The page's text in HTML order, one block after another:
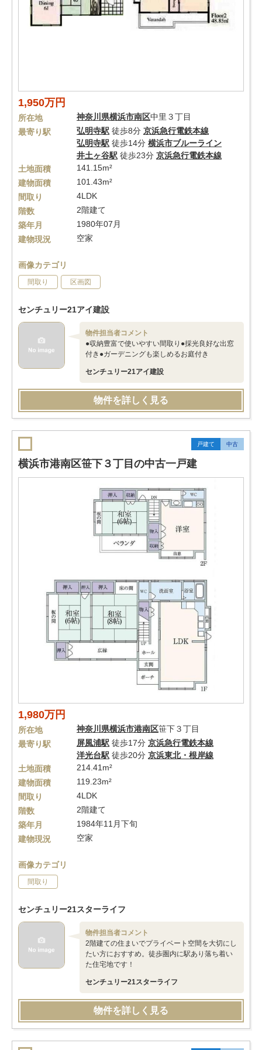
1,950万円
所在地 神奈川県横浜市南区中里３丁目
最寄り駅
弘明寺駅 徒歩8分 京浜急行電鉄本線
弘明寺駅 徒歩14分 横浜市ブルーライン
井土ヶ谷駅 徒歩23分 京浜急行電鉄本線
土地面積
141.15m²
建物面積
101.43m²
間取り
4LDK
階数
2階建て
築年月
1980年07月
建物現況
空家
画像カテゴリ
間取り 区画図
センチュリー21アイ建設
物件担当者コメント
●収納豊富で使いやすい間取り●採光良好な出窓
付き●ガーデニングも楽しめるお庭付き
センチュリー21アイ建設
物件を詳しく見る
戸建て 中古
横浜市港南区笹下３丁目の中古一戸建
1,980万円
所在地 神奈川県横浜市港南区笹下３丁目
最寄り駅
屏風浦駅 徒歩17分 京浜急行電鉄本線
洋光台駅 徒歩20分 京浜東北・根岸線
土地面積
214.41m²
建物面積
119.23m²
間取り
4LDK
階数
2階建て
築年月
1984年11月下旬
建物現況
空家
画像カテゴリ
間取り
センチュリー21スターライフ
物件担当者コメント
2階建ての住まいでプライベート空間を大切にし
たい方におすすめ。徒歩圏内に駅あり落ち着い
た住宅地です！
センチュリー21スターライフ
物件を詳しく見る